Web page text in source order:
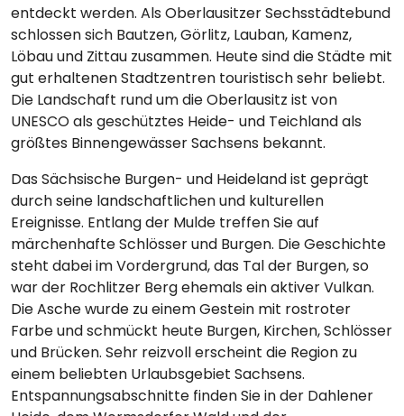
entdeckt werden. Als Oberlausitzer Sechsstädtebund
schlossen sich Bautzen, Görlitz, Lauban, Kamenz,
Löbau und Zittau zusammen. Heute sind die Städte mit
gut erhaltenen Stadtzentren touristisch sehr beliebt.
Die Landschaft rund um die Oberlausitz ist von
UNESCO als geschütztes Heide- und Teichland als
größtes Binnengewässer Sachsens bekannt.
Das Sächsische Burgen- und Heideland ist geprägt
durch seine landschaftlichen und kulturellen
Ereignisse. Entlang der Mulde treffen Sie auf
märchenhafte Schlösser und Burgen. Die Geschichte
steht dabei im Vordergrund, das Tal der Burgen, so
war der Rochlitzer Berg ehemals ein aktiver Vulkan.
Die Asche wurde zu einem Gestein mit rostroter
Farbe und schmückt heute Burgen, Kirchen, Schlösser
und Brücken. Sehr reizvoll erscheint die Region zu
einem beliebten Urlaubsgebiet Sachsens.
Entspannungsabschnitte finden Sie in der Dahlener